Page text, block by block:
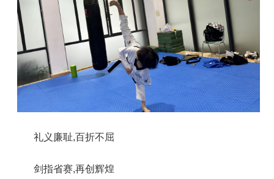
礼义廉耻,百折不屈
剑指省赛,再创辉煌